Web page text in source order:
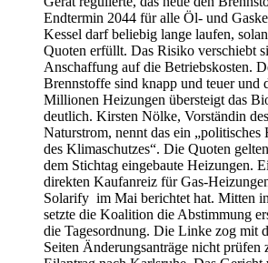
Endtermin 2044 für alle Öl- und
Kessel darf beliebig lange laufen,
Quoten erfüllt. Das Risiko verschiebt
Anschaffung auf die Betriebskosten.
Brennstoffe sind knapp und teuer und
Millionen Heizungen übersteigt das
deutlich. Kirsten Nölke, Vorständin
Naturstrom, nennt das ein „politisches
des Klimaschutzes“. Die Quoten
dem Stichtag eingebaute Heizungen.
direkten Kaufanreiz für Gas-
Solarify im Mai berichtet hat. Mitten
setzte die Koalition die Abstimmung
die Tagesordnung. Die Linke zog mit
Seiten Änderungsanträge nicht prüfen